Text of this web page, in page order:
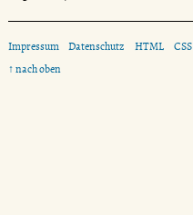
Impressum Datenschutz HTML CSS
↑ nach oben